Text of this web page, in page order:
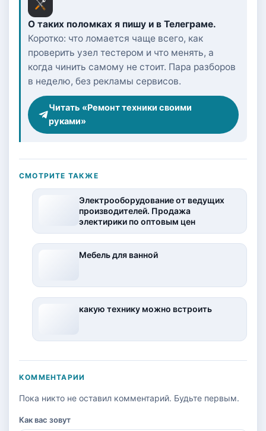
О таких поломках я пишу и в Телеграме.
Коротко: что ломается чаще всего, как
проверить узел тестером и что менять, а
когда чинить самому не стоит. Пара разборов
в неделю, без рекламы сервисов.
Читать «Ремонт техники своими
руками»
СМОТРИТЕ ТАКЖЕ
Электрооборудование от ведущих
производителей. Продажа
электирики по оптовым цен
Мебель для ванной
какую технику можно встроить
КОММЕНТАРИИ
Пока никто не оставил комментарий. Будьте первым.
Как вас зовут